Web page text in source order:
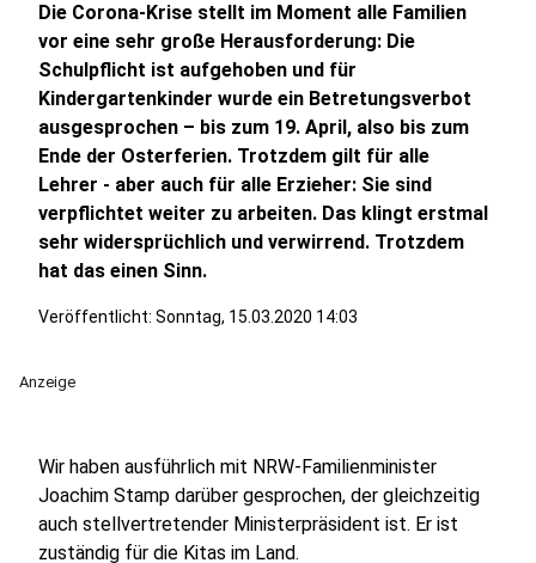
Die Corona-Krise stellt im Moment alle Familien
vor eine sehr große Herausforderung: Die
Schulpflicht ist aufgehoben und für
Kindergartenkinder wurde ein Betretungsverbot
ausgesprochen – bis zum 19. April, also bis zum
Ende der Osterferien. Trotzdem gilt für alle
Lehrer - aber auch für alle Erzieher: Sie sind
verpflichtet weiter zu arbeiten. Das klingt erstmal
sehr widersprüchlich und verwirrend. Trotzdem
hat das einen Sinn.
Veröffentlicht: Sonntag, 15.03.2020 14:03
Anzeige
Wir haben ausführlich mit NRW-Familienminister
Joachim Stamp darüber gesprochen, der gleichzeitig
auch stellvertretender Ministerpräsident ist. Er ist
zuständig für die Kitas im Land.